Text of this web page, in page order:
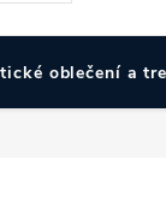
oblečení a